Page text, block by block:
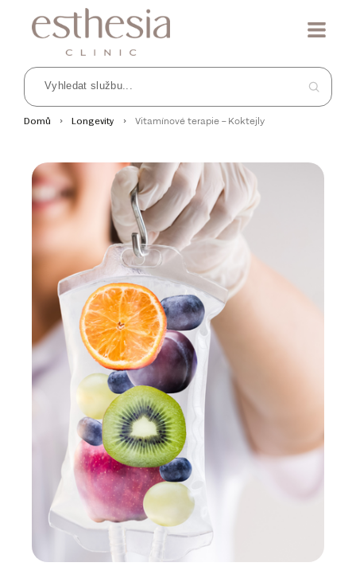
Domů Longevity Vitamínové terapie – Koktejly